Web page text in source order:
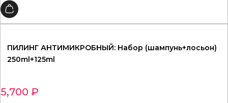
ПИЛИНГ АНТИМИКРОБНЫЙ: Набор (шампунь+лосьон)
250ml+125ml
5,700 ₽